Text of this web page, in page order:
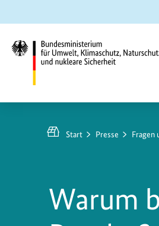
Hauptinhalt
springen
Suche
springen
Hauptnavigation
springen
Umwelt,
Klimaschutz,
nukleare
Sicherheit
Start Presse Fragen
Warum